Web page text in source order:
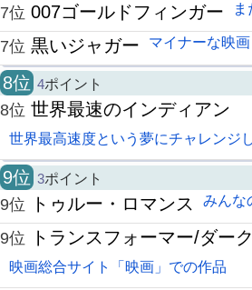
7位 007ゴールドフィンガー
7位 黒いジャガー マイナーな映画
8位 4ポイント
8位 世界最速のインディアン
世界最高速度という夢にチャレンジ
9位 3ポイント
9位 トゥルー・ロマンス みんな
9位 トランスフォーマー/ダー
映画総合サイト「映画」での作品